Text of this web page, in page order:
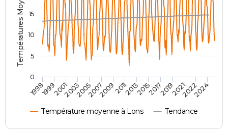
Destinations
City break
Voyage nature
Voyage de noces
Forum
Climat
PHOTO
GUIDES D'ACHAT
BONS PLANS
CARTE DE VOEUX
Carte de Noël
Carte Bonne année
Carte Saint-Valentin
Carte Pâques
Carte d'anniversaire
DICTIONNAIRE
Dictionnaire
Biographies
Citations
Expressions
Proverbes
PROGRAMME TVTempérature moyenne à Lons Tendance
199819992001200320052007200920112013201520172019202120222024
0
5
10
15